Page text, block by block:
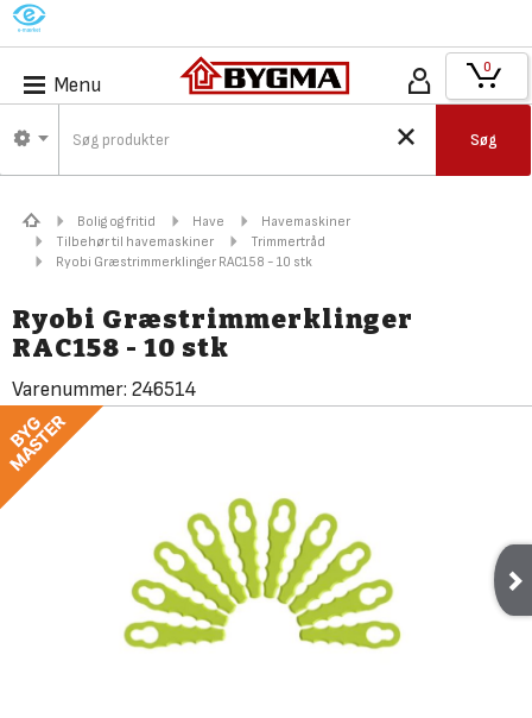
M
Menu
Søg
0
Bolig og fritid Have
Havemaskiner
Tilbehør til havemaskiner
Trimmertråd
Ryobi Græstrimmerklinger RAC158 - 10 stk
Ryobi Græstrimmerklinger
RAC158 - 10 stk
Varenummer: 246514